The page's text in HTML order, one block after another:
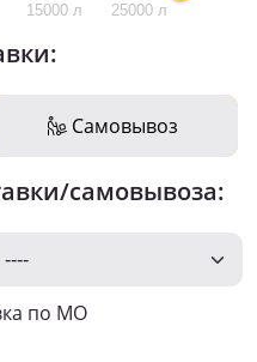
15000 л 25000 л
Самовывоз
самовывоза:
по МО